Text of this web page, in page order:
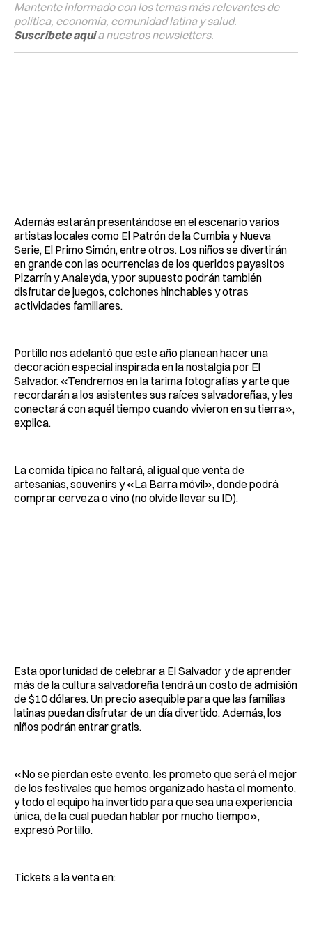
Mantente informado con los temas más relevantes de
política, economía, comunidad latina y salud.
Suscríbete aquía nuestros newsletters.
Además estarán presentándose en el escenario varios
artistas locales como El Patrón de la Cumbia y Nueva
Serie, El Primo Simón, entre otros. Los niños se divertirán
en grande con las ocurrencias de los queridos payasitos
Pizarrín y Analeyda, y por supuesto podrán también
disfrutar de juegos, colchones hinchables y otras
actividades familiares.
Portillo nos adelantó que este año planean hacer una
decoración especial inspirada en la nostalgia por El
Salvador. «Tendremos en la tarima fotografías y arte que
recordarán a los asistentes sus raíces salvadoreñas, y les
conectará con aquél tiempo cuando vivieron en su tierra»,
explica.
La comida típica no faltará, al igual que venta de
artesanías, souvenirs y «La Barra móvil», donde podrá
comprar cerveza o vino (no olvide llevar su ID).
Esta oportunidad de celebrar a El Salvador y de aprender
más de la cultura salvadoreña tendrá un costo de admisión
de $10 dólares. Un precio asequible para que las familias
latinas puedan disfrutar de un día divertido. Además, los
niños podrán entrar gratis.
«No se pierdan este evento, les prometo que será el mejor
de los festivales que hemos organizado hasta el momento,
y todo el equipo ha invertido para que sea una experiencia
única, de la cual puedan hablar por mucho tiempo»,
expresó Portillo.
Tickets a la venta en: